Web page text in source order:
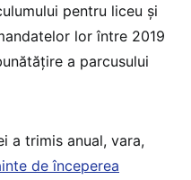
pentru liceu și
lor între 2019
a parcusului
a trimis anual, vara,
de începerea